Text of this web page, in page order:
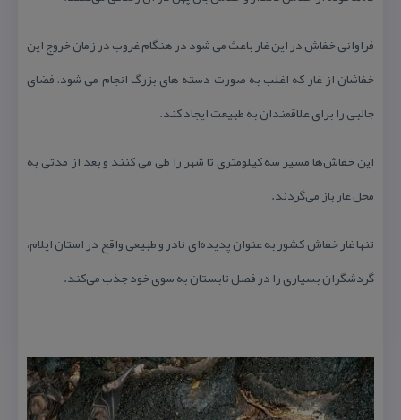
فراوانی خفاش در این غار باعث می شود در هنگام غروب در زمان خروج این
خفاشان از غار كه اغلب به صورت دسته های بزرگ انجام می شود، فضای
جالبی را برای علاقمندان به طبیعت ایجاد كند.
این خفاش‌ها مسیر سه كیلومتری تا شهر را طی می كنند و بعد از مدتی به
محل غار باز می‌گردند.
تنها غار خفاش كشور به عنوان پدیده‌ای نادر و طبیعی واقع در استان ایلام،
گردشگران بسیاری را در فصل تابستان به سوی خود جذب می‌كند.